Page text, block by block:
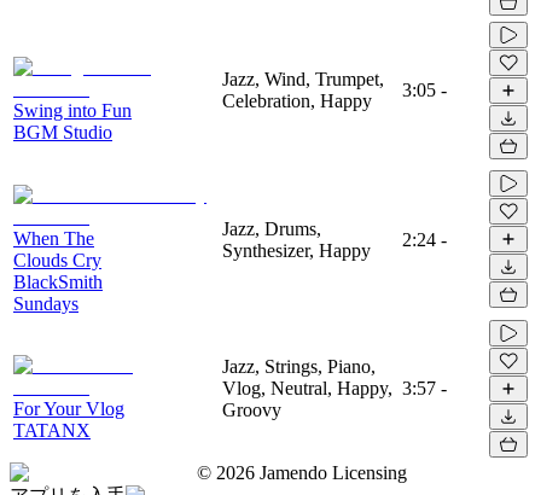
Swing into Fun
BGM Studio
Jazz, Wind, Trumpet,
Celebration, Happy
3:05 -
When The
Clouds Cry
BlackSmith
Sundays
Jazz, Drums,
Synthesizer, Happy
2:24 -
For Your Vlog
TATANX
Jazz, Strings, Piano,
Vlog, Neutral, Happy,
Groovy
3:57 -
© 2026 Jamendo Licensing